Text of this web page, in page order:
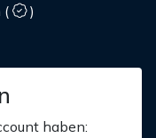
(
)
haben: